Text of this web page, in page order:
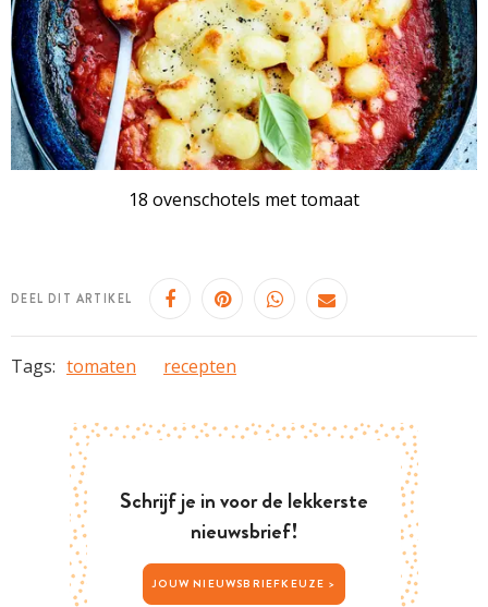
18 ovenschotels met tomaat
DEEL DIT ARTIKEL
Tags: tomaten recepten
Schrijf je in voor de lekkerste
nieuwsbrief!
JOUW NIEUWSBRIEFKEUZE >